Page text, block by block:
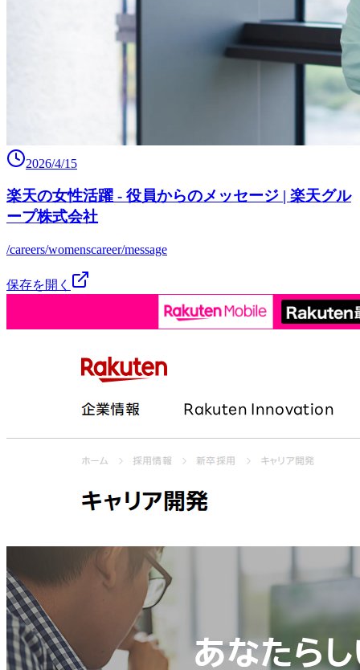
2026/4/15
楽天の女性活躍 - 役員からのメッセージ | 楽天グル
ープ株式会社
/careers/womenscareer/message
保存を開く